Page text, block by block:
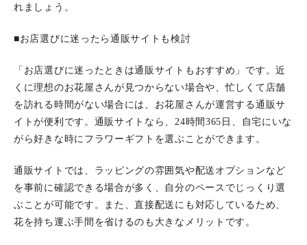
れましょう。
■お店選びに迷ったら通販サイトも検討
「お店選びに迷ったときは通販サイトもおすすめ」です。近
くに理想のお花屋さんが見つからない場合や、忙しくて店舗
を訪れる時間がない場合には、お花屋さんが運営する通販サ
イトが便利です。通販サイトなら、24時間365日、自宅にいな
がら好きな時にフラワーギフトを選ぶことができます。
通販サイトでは、ラッピングの雰囲気や配送オプションなど
を事前に確認できる場合が多く、自分のペースでじっくり選
ぶことが可能です。また、直接配送にも対応しているため、
花を持ち運ぶ手間を省けるのも大きなメリットです。